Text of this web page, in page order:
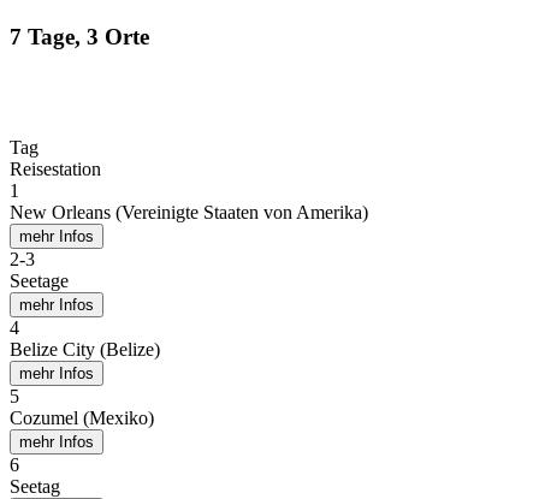
7 Tage, 3 Orte
Tag
Reisestation
1
New Orleans (Vereinigte Staaten von Amerika)
mehr Infos
2-3
Seetage
mehr Infos
4
Belize City (Belize)
mehr Infos
5
Cozumel (Mexiko)
mehr Infos
6
Seetag